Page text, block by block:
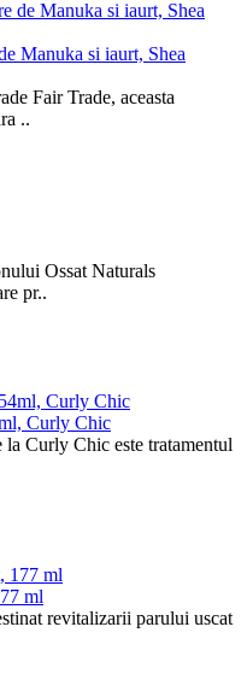
Manuka si iaurt, Shea
Fair Trade, aceasta
..
Ossat Naturals
pr..
Curly Chic
Curly Chic este tratamentul
ml
revitalizarii parului uscat